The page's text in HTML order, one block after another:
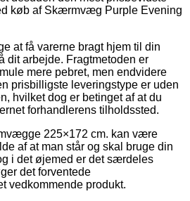
køb af Skærmvæg Purple Evening
at få varerne bragt hjem til din
dit arbejde. Fragtmetoden er
mere pebret, men endvidere
prisbilligste leveringstype er uden
hvilket dog er betinget af at du
forhandlerens tilholdssted.
225×172 cm. kan være
af at man står og skal bruge din
i det øjemed er det særdeles
det forventede
vedkommende produkt.